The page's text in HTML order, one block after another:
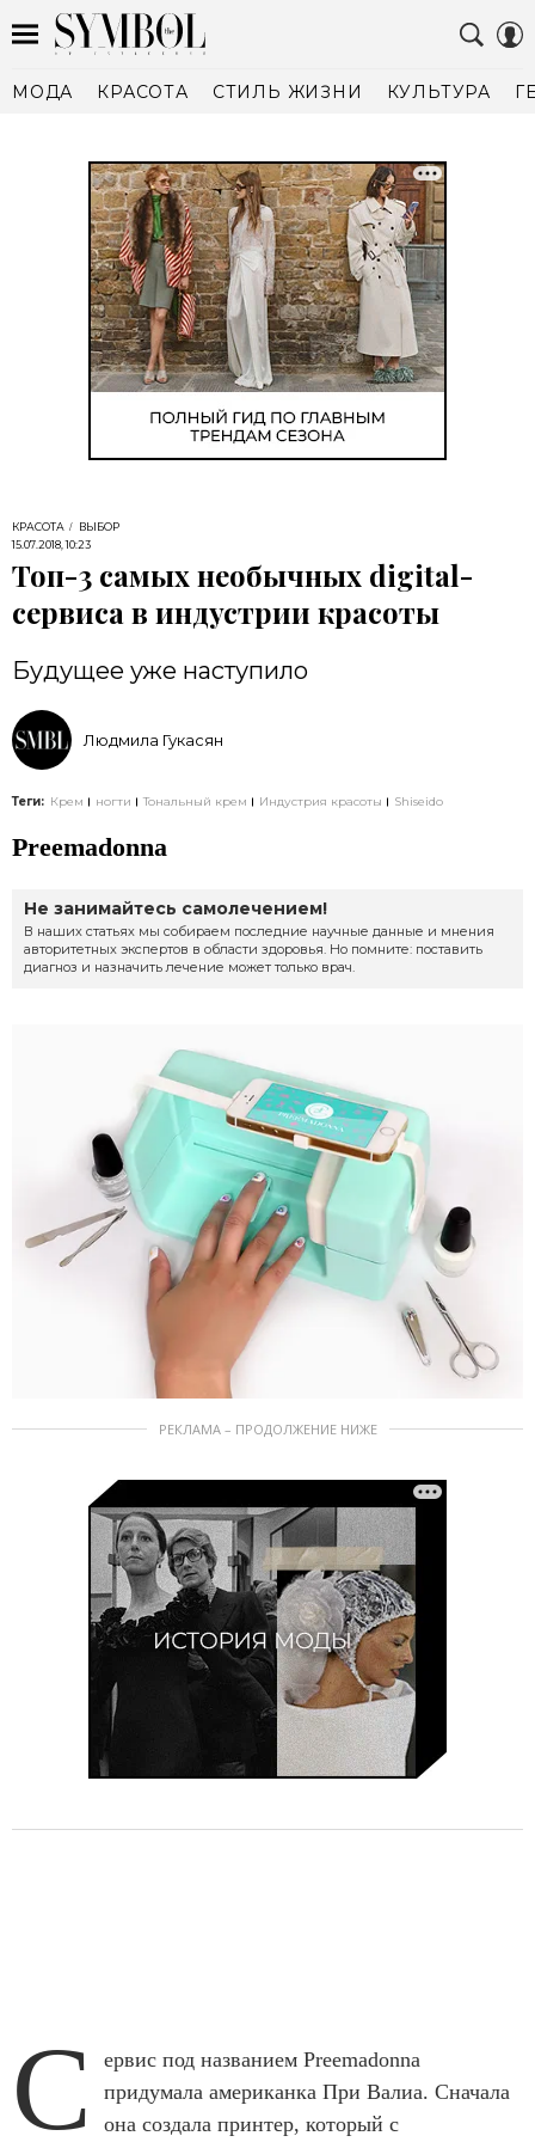
МОДА КРАСОТА СТИЛЬ ЖИЗНИ КУЛЬТУРА
КРАСОТА
ВЫБОР
15.07.2018, 10:23
Топ-3 самых необычных digital-
сервиса в индустрии красоты
Будущее уже наступило
Людмила Гукасян
Теги: Крем ногти Тональный крем Индустрия красоты Shiseido
Preemadonna
Не занимайтесь самолечением!
В наших статьях мы собираем последние научные данные и мнения
авторитетных экспертов в области здоровья. Но помните: поставить
диагноз и назначить лечение может только врач.
РЕКЛАМА – ПРОДОЛЖЕНИЕ НИЖЕ
С
ервис под названием Preemadonna
придумала американка При Валиа. Сначала
она создала принтер, который с